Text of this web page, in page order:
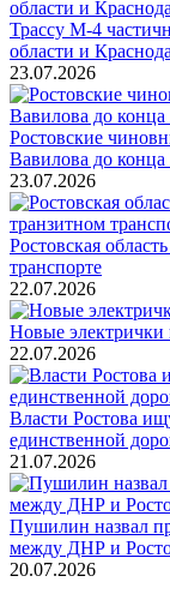
Трассу М-4
области и
23.07.2026
Ростовские
Вавилова до конца
23.07.2026
Ростовская
транспорте
22.07.2026
Новые электрички
22.07.2026
Власти Ростова
единственной
21.07.2026
Пушилин назвал
между ДНР и
20.07.2026